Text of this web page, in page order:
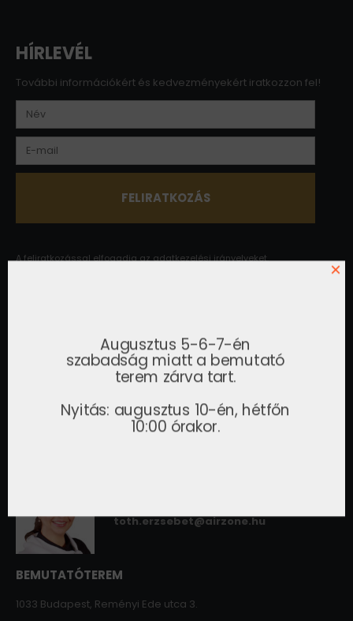
HÍRLEVÉL
További információkért és kedvezményekért iratkozzon fel!
A feliratkozással elfogadja azadatkezelési irányelveket.
bemutatótermünkbe.
Gelei Sándor
+36 30 815 2151
gelei.sandor@airzone.hu
toth.erzsebet@airzone.hu
BEMUTATÓTEREM
1033 Budapest, Reményi Ede utca 3.
×
Augusztus 5-6-7-én
szabadság miatt a bemutató
terem zárva tart.
Nyitás: augusztus 10-én, hétfőn
10:00 órakor.